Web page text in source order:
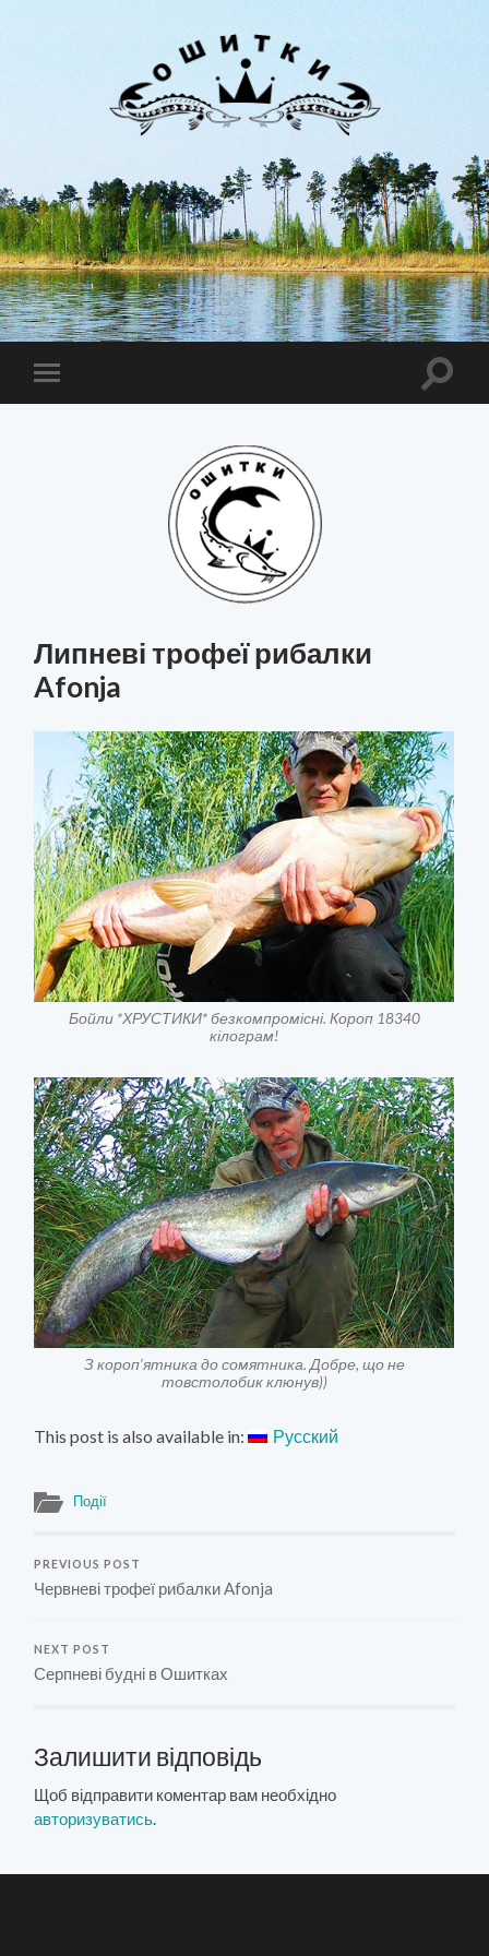
Лиман
Ошитки
Toggle
mobile
Toggle
Липневі трофеї рибалки
Afonja
Бойли *ХРУСТИКИ* безкомпромісні. Короп 18340
кілограм!
З короп’ятника до сомятника. Добре, що не
товстолобик клюнув))
This post is also available in: Русский
Події
PREVIOUS POST
Червневі трофеї рибалки Afonja
NEXT POST
Серпневі будні в Ошитках
Залишити відповідь
Щоб відправити коментар вам необхідно
авторизуватись